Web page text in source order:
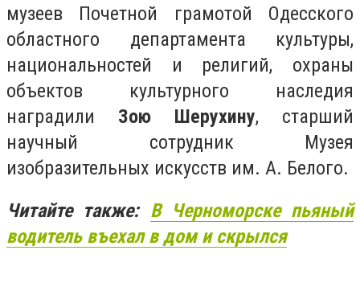
музеев Почетной грамотой Одесского
областного департамента культуры,
национальностей и религий, охраны
объектов культурного наследия
наградили Зою Шерухину, старший
научный сотрудник Музея
изобразительных искусств им. А. Белого.
Читайте также: В Черноморске пьяный
водитель въехал в дом и скрылся